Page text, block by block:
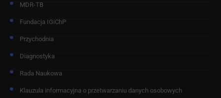
MDR-TB
Fundacja IGiChP
Przychodnia
Diagnostyka
Rada Naukowa
Klauzula informacyjna o przetwarzaniu danych osobowych